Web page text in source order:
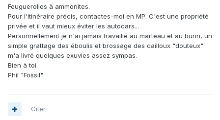
Feuguerolles à ammonites.
Pour l'itinéraire précis, contactes-moi en MP. C'est une propriété
privée et il vaut mieux éviter les autocars...
Personnellement je n'ai jamais travaillé au marteau et au burin, un
simple grattage des éboulis et brossage des cailloux "douteux"
m'a livré quelques exuvies assez sympas.
Bien à toi.
Phil "Fossil"
Citer